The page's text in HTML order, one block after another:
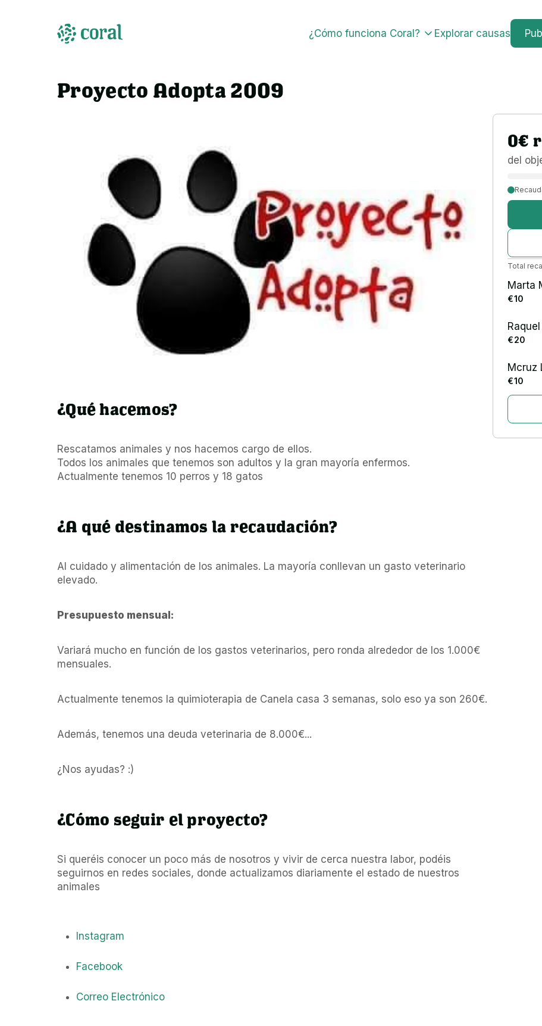
¿Cómo funciona Coral? Explorar causas
Proyecto Adopta 2009
¿Qué hacemos?
Rescatamos animales y nos hacemos cargo de ellos.
Todos los animales que tenemos son adultos y la gran mayoría enfermos.
Actualmente tenemos 10 perros y 18 gatos
¿A qué destinamos la recaudación?
Al cuidado y alimentación de los animales. La mayoría conllevan un gasto veterinario
elevado.
Presupuesto mensual:
Variará mucho en función de los gastos veterinarios, pero ronda alrededor de los 1.000€
mensuales.
Actualmente tenemos la quimioterapia de Canela casa 3 semanas, solo eso ya son 260€.
Además, tenemos una deuda veterinaria de 8.000€...
¿Nos ayudas? :)
¿Cómo seguir el proyecto?
Si queréis conocer un poco más de nosotros y vivir de cerca nuestra labor, podéis
seguirnos en redes sociales, donde actualizamos diariamente el estado de nuestros
animales
Instagram
Facebook
Correo Electrónico
0€
del
Total
Marta
€ 10
€ 20
Mcruz
€ 10